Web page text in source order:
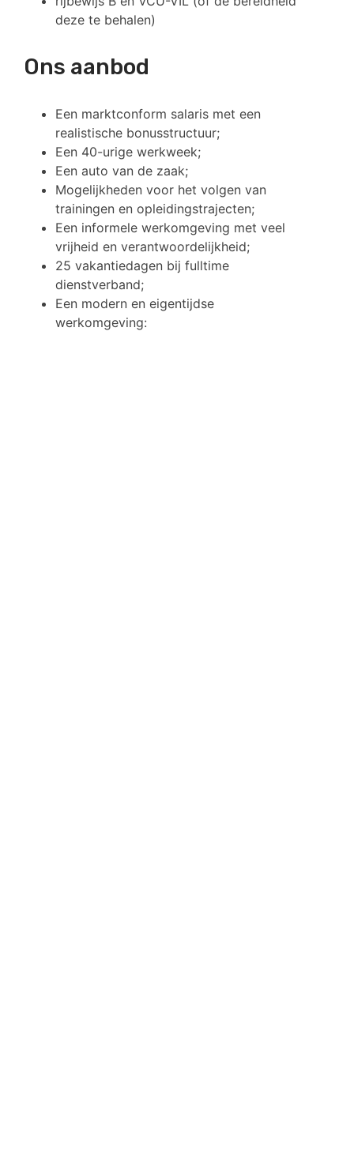
deze te behalen)
Ons aanbod
Een marktconform salaris met een
realistische bonusstructuur;
Een 40-urige werkweek;
Een auto van de zaak;
Mogelijkheden voor het volgen van
trainingen en opleidingstrajecten;
Een informele werkomgeving met veel
vrijheid en verantwoordelijkheid;
25 vakantiedagen bij fulltime
dienstverband;
Een modern en eigentijdse
werkomgeving: